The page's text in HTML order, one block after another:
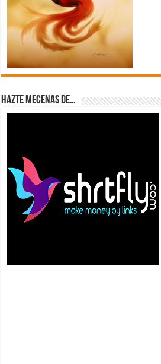
Hazte Mecenas de…